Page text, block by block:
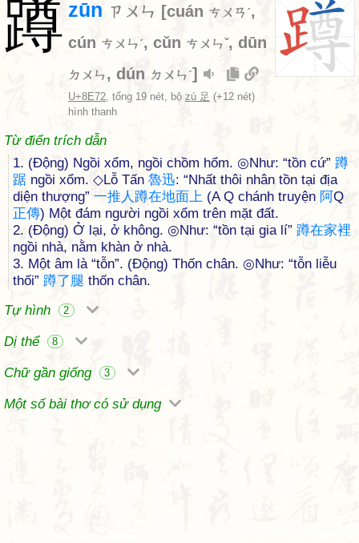
蹲 zūn ㄗㄨㄣ [cuán ㄘㄨㄢˊ,
cún ㄘㄨㄣˊ, cǔn ㄘㄨㄣˇ, dūn
ㄉㄨㄣ, dún ㄉㄨㄣˊ]
U+8E72, tổng 19 nét, bộ zú 足 (+12 nét)
hình thanh
Từ điển trích dẫn
1. (Động) Ngồi xổm, ngồi chồm hổm. ◎Như: “tồn cứ” 蹲
踞 ngồi xổm. ◇Lỗ Tấn 魯迅: “Nhất thôi nhân tồn tại địa
diện thượng” 一推人蹲在地面上 (A Q chánh truyện 阿Q
正傳) Một đám người ngồi xổm trên mặt đất.
2. (Động) Ở lại, ở không. ◎Như: “tồn tại gia lí” 蹲在家裡
ngồi nhà, nằm khàn ở nhà.
3. Một âm là “tỗn”. (Động) Thốn chân. ◎Như: “tỗn liễu
thối” 蹲了腿 thốn chân.
Tự hình
2
Dị thể 8
Chữ gần giống 3
Một số bài thơ có sử dụng